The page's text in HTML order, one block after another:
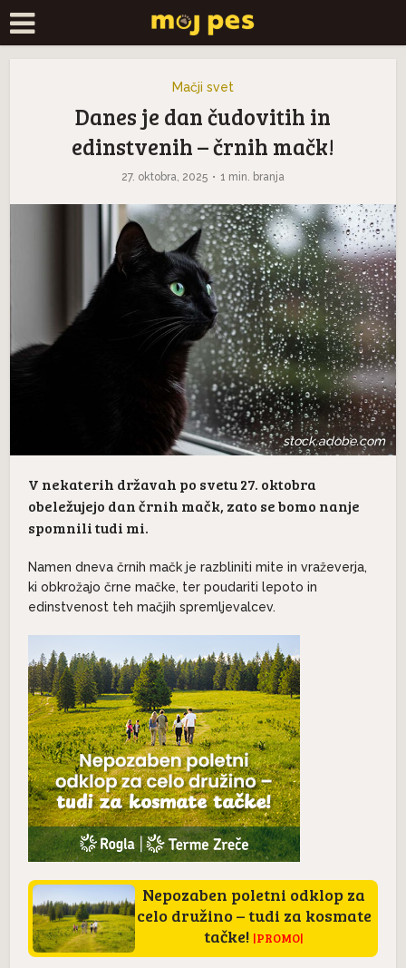
Mačji svet
Danes je dan čudovitih in
edinstvenih – črnih mačk!
27. oktobra, 2025 1 min. branja
stock.adobe.com
V nekaterih državah po svetu 27. oktobra
obeležujejo dan črnih mačk, zato se bomo nanje
spomnili tudi mi.
Namen dneva črnih mačk je razbliniti mite in vraževerja,
ki obkrožajo črne mačke, ter poudariti lepoto in
edinstvenost teh mačjih spremljevalcev.
Nepozaben poletni odklop za
celo družino – tudi za kosmate
tačke! |PROMO|